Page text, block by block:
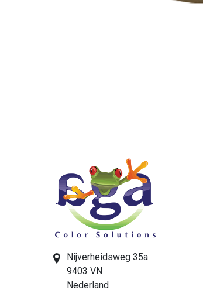
Nijverheidsweg 35a
9403 VN
Nederland